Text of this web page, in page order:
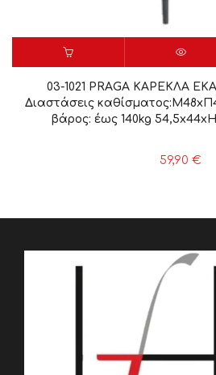
03-1021 PRAGA ΚΑΡΕΚΛΑ
Διαστάσεις
βάρος: έως 140kg
59,90 €